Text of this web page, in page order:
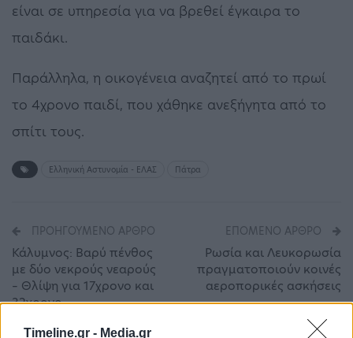
Timeline.gr - Media.gr
είναι σε υπηρεσία για να βρεθεί έγκαιρα το
παιδάκι.
Παράλληλα, η οικογένεια αναζητεί από το πρωί
το 4χρονο παιδί, που χάθηκε ανεξήγητα από το
σπίτι τους.
Ελληνική Αστυνομία - ΕΛΑΣ Πάτρα
ΠΡΟΗΓΟΎΜΕΝΟ ΆΡΘΡΟ
Κάλυμνος: Βαρύ πένθος
με δύο νεκρούς νεαρούς
– Θλίψη για 17χρονο και
32χρονο
ΕΠΌΜΕΝΟ ΆΡΘΡΟ
Ρωσία και Λευκορωσία
πραγματοποιούν κοινές
αεροπορικές ασκήσεις